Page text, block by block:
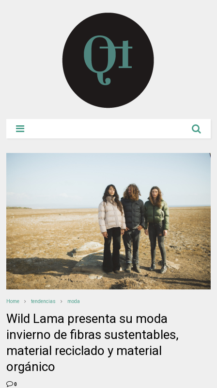
Home tendencias moda
Wild Lama presenta su moda
invierno de fibras sustentables,
material reciclado y material
orgánico
0